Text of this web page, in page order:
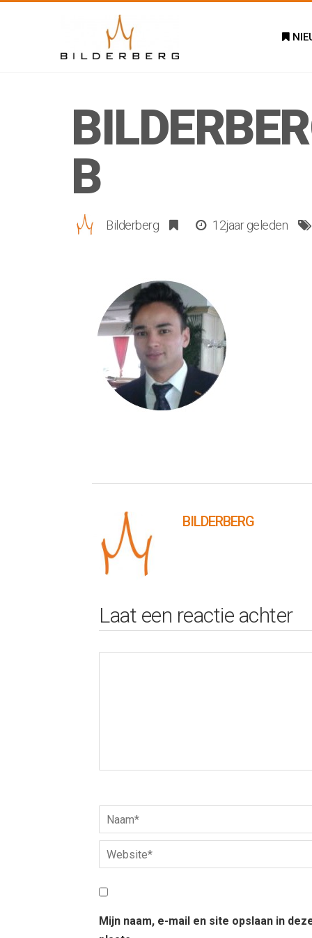
B
Bilderberg 12jaar geleden
BILDERBERG
Laat een reactie achter
Mijn naam, e-mail en site opslaan in